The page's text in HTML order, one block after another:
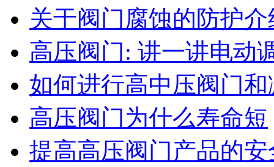
关于阀门腐蚀的防护介
高压阀门: 讲一讲电动
如何进行高中压阀门
高压阀门为什么寿命短
提高高压阀门产品的安